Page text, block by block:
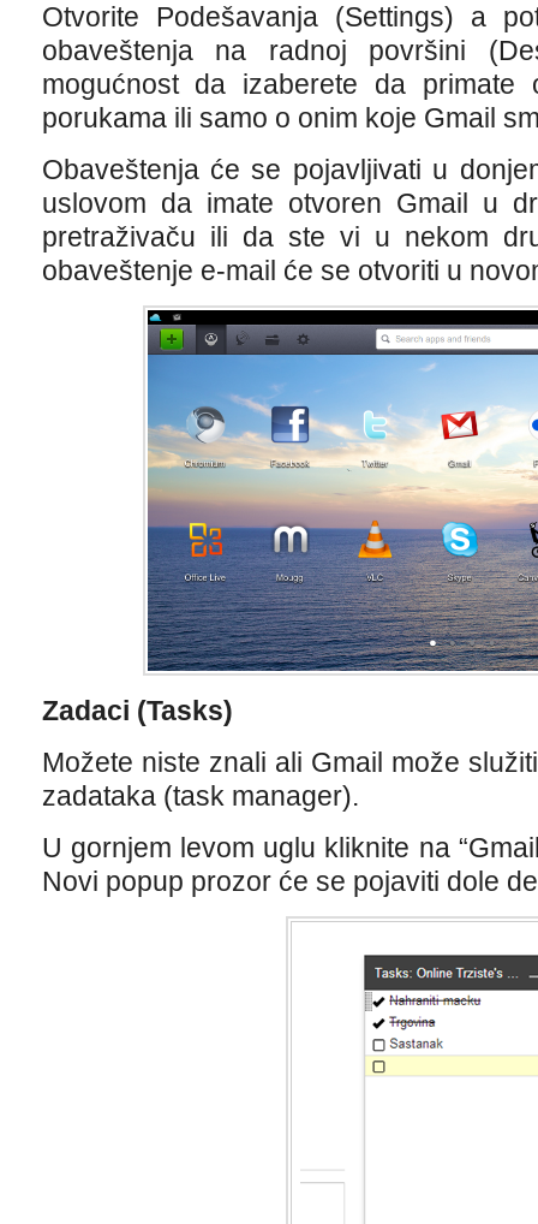
Otvorite Podešavanja (Settings) a
obaveštenja na radnoj površini
mogućnost da izaberete da primate
porukama ili samo o onim koje Gmail
Obaveštenja će se pojavljivati u
uslovom da imate otvoren Gmail u
pretraživaču ili da ste vi u nekom
obaveštenje e-mail će se otvoriti u
Zadaci (Tasks)
Možete niste znali ali Gmail može
zadataka (task manager).
U gornjem levom uglu kliknite na
Novi popup prozor će se pojaviti dole